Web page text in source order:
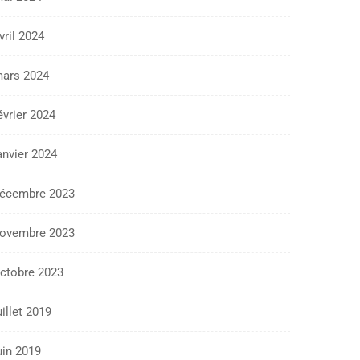
2024
2024
2024
2024
2023
2023
2023
2019
2019